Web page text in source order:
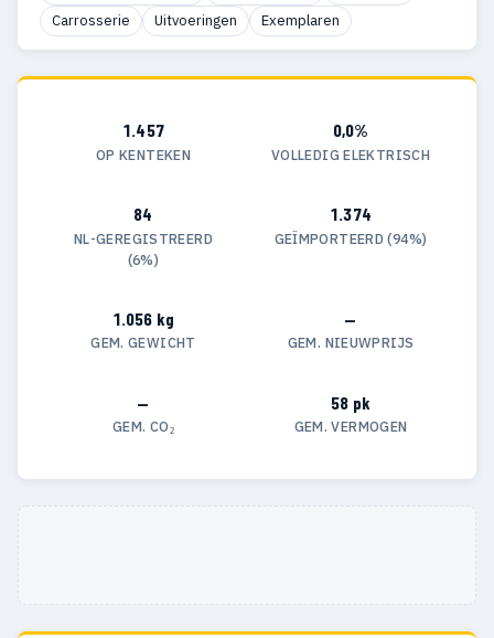
Carrosserie
Uitvoeringen Exemplaren
1.457
OP KENTEKEN
0,0%
VOLLEDIG ELEKTRISCH
84
NL-GEREGISTREERD
(6%)
1.374
GEÏMPORTEERD (94%)
1.056 kg
GEM. GEWICHT
—
GEM. NIEUWPRIJS
—
GEM. CO₂
58 pk
GEM. VERMOGEN